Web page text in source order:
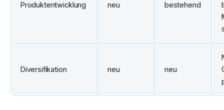
Produktentwicklung neu bestehend
Diversifikation neu neu